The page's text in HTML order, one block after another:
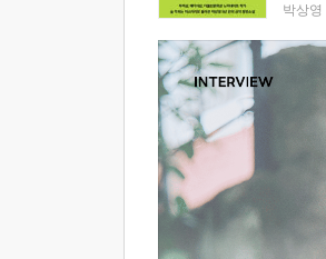
박상영